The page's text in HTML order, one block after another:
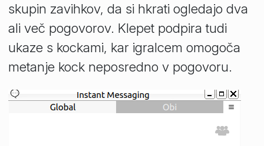
skupin zavihkov, da si hkrati ogledajo dva
ali več pogovorov. Klepet podpira tudi
ukaze s kockami, kar igralcem omogoča
metanje kock neposredno v pogovoru.